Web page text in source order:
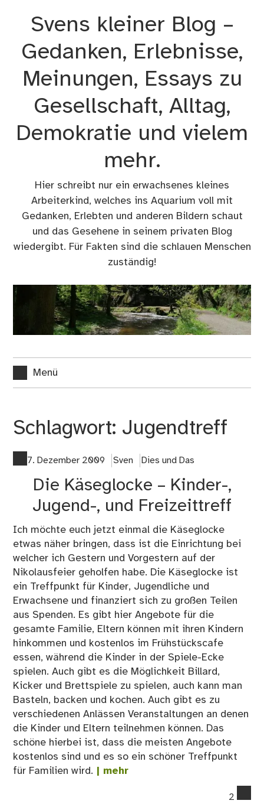
Svens kleiner Blog –
Gedanken, Erlebnisse,
Meinungen, Essays zu
Gesellschaft, Alltag,
Demokratie und vielem
mehr.
Hier schreibt nur ein erwachsenes kleines
Arbeiterkind, welches ins Aquarium voll mit
Gedanken, Erlebten und anderen Bildern schaut
und das Gesehene in seinem privaten Blog
wiedergibt. Für Fakten sind die schlauen Menschen
zuständig!
Menü
Schlagwort: Jugendtreff
7. Dezember 2009 Sven Dies und Das
Die Käseglocke – Kinder-,
Jugend-, und Freizeittreff
Ich möchte euch jetzt einmal die Käseglocke
etwas näher bringen, dass ist die Einrichtung bei
welcher ich Gestern und Vorgestern auf der
Nikolausfeier geholfen habe. Die Käseglocke ist
ein Treffpunkt für Kinder, Jugendliche und
Erwachsene und finanziert sich zu großen Teilen
aus Spenden. Es gibt hier Angebote für die
gesamte Familie, Eltern können mit ihren Kindern
hinkommen und kostenlos im Frühstückscafe
essen, während die Kinder in der Spiele-Ecke
spielen. Auch gibt es die Möglichkeit Billard,
Kicker und Brettspiele zu spielen, auch kann man
Basteln, backen und kochen. Auch gibt es zu
verschiedenen Anlässen Veranstaltungen an denen
die Kinder und Eltern teilnehmen können. Das
schöne hierbei ist, dass die meisten Angebote
kostenlos sind und es so ein schöner Treffpunkt
für Familien wird. | mehr
2